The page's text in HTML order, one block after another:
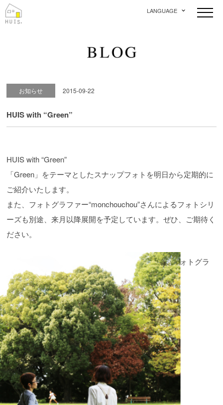
LANGUAGE
お知らせ 2015-09-22
HUIS with “Green”
HUIS with “Green”
「Green」をテーマとしたスナップフォトを明日から定期的に
ご紹介いたします。
また、フォトグラファー“monchouchou”さんによるフォトシリ
ーズも別途、来月以降展開を予定しています。ぜひ、ご期待く
ださい。
フォトグラ